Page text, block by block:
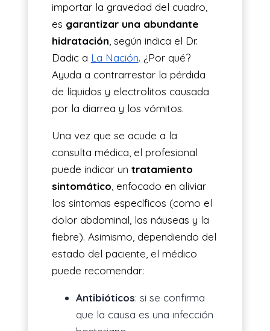
importar la gravedad del cuadro,
es garantizar una abundante
hidratación, según indica el Dr.
Dadic a La Nación. ¿Por qué?
Ayuda a contrarrestar la pérdida
de líquidos y electrolitos causada
por la diarrea y los vómitos.
Una vez que se acude a la
consulta médica, el profesional
puede indicar un tratamiento
sintomático, enfocado en aliviar
los síntomas específicos (como el
dolor abdominal, las náuseas y la
fiebre). Asimismo, dependiendo del
estado del paciente, el médico
puede recomendar:
Antibióticos: si se confirma
que la causa es una infección